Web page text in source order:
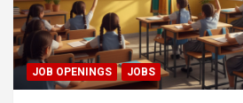
JOB OPENINGS JOBS